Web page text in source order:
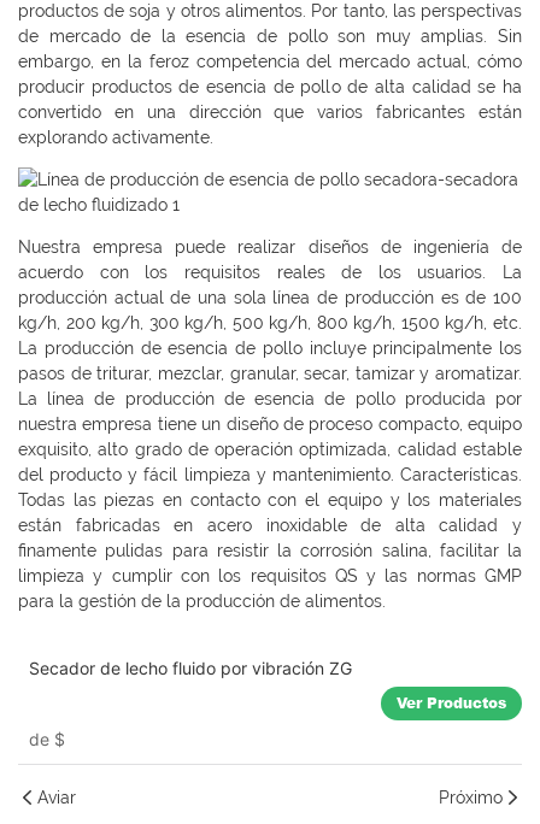
productos de soja y otros alimentos. Por tanto, las perspectivas
de mercado de la esencia de pollo son muy amplias. Sin
embargo, en la feroz competencia del mercado actual, cómo
producir productos de esencia de pollo de alta calidad se ha
convertido en una dirección que varios fabricantes están
explorando activamente.
Nuestra empresa puede realizar diseños de ingeniería de
acuerdo con los requisitos reales de los usuarios. La
producción actual de una sola línea de producción es de 100
kg/h, 200 kg/h, 300 kg/h, 500 kg/h, 800 kg/h, 1500 kg/h, etc.
La producción de esencia de pollo incluye principalmente los
pasos de triturar, mezclar, granular, secar, tamizar y aromatizar.
La línea de producción de esencia de pollo producida por
nuestra empresa tiene un diseño de proceso compacto, equipo
exquisito, alto grado de operación optimizada, calidad estable
del producto y fácil limpieza y mantenimiento. Características.
Todas las piezas en contacto con el equipo y los materiales
están fabricadas en acero inoxidable de alta calidad y
finamente pulidas para resistir la corrosión salina, facilitar la
limpieza y cumplir con los requisitos QS y las normas GMP
para la gestión de la producción de alimentos.
Secador de lecho fluido por vibración ZG
de $
Ver Productos
Aviar Próximo